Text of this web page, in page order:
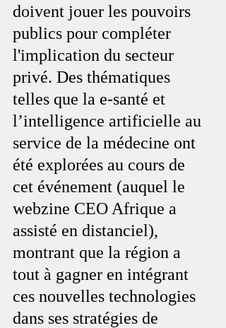
doivent jouer les pouvoirs
publics pour compléter
l'implication du secteur
privé. Des thématiques
telles que la e-santé et
l’intelligence artificielle au
service de la médecine ont
été explorées au cours de
cet événement (auquel le
webzine CEO Afrique a
assisté en distanciel),
montrant que la région a
tout à gagner en intégrant
ces nouvelles technologies
dans ses stratégies de